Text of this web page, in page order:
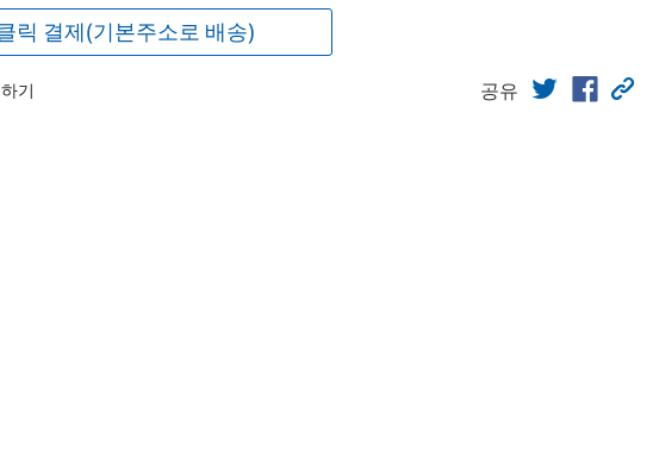
릭 결제(기본주소로 배송)
기 공유